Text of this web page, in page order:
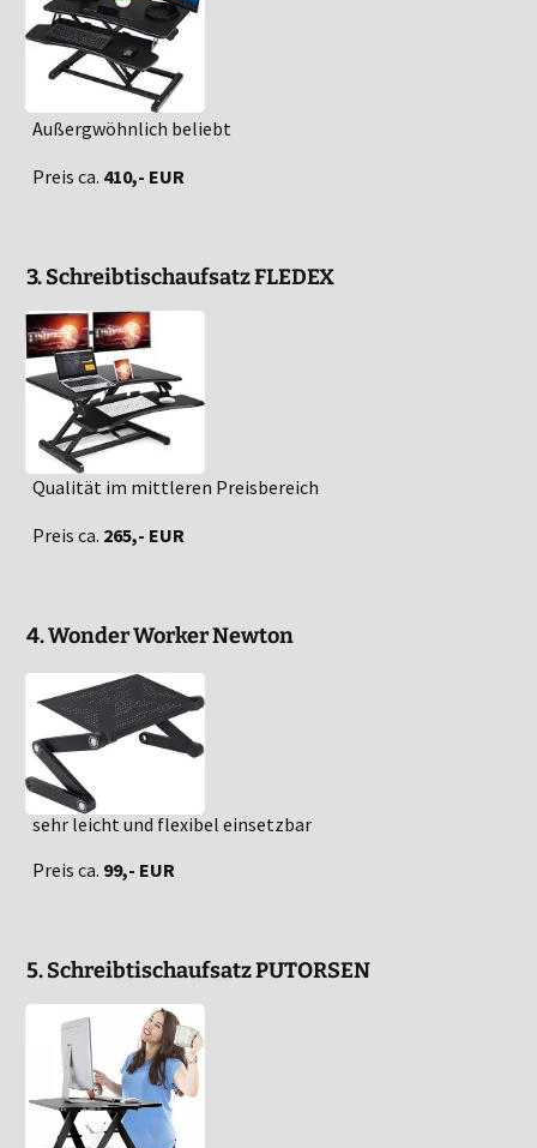
Außergwöhnlich beliebt
Preis ca. 410,- EUR
3. Schreibtischaufsatz FLEDEX
Qualität im mittleren Preisbereich
Preis ca. 265,- EUR
4. Wonder Worker Newton
sehr leicht und flexibel einsetzbar
Preis ca. 99,- EUR
5. Schreibtischaufsatz PUTORSEN